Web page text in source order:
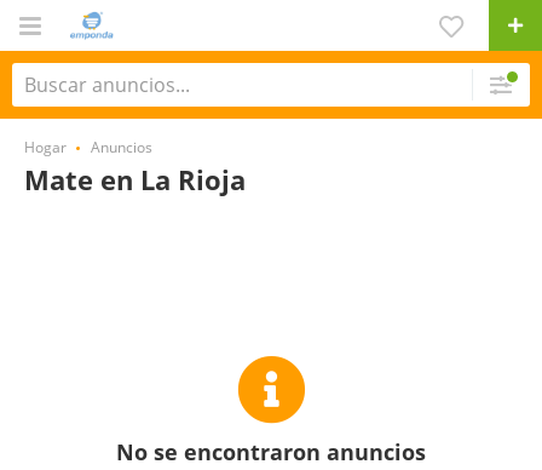
Hogar Anuncios
Mate en La Rioja
No se encontraron anuncios